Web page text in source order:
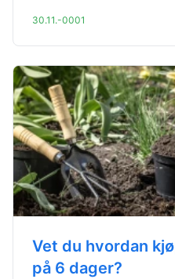
30.11.-0001
Vet du hvordan
på 6 dager?